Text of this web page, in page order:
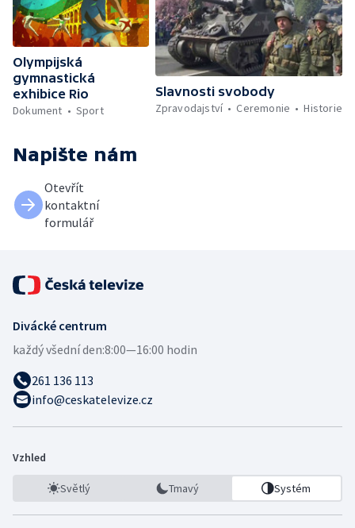
Olympijská
gymnastická
exhibice Rio
Dokument
Sport
Slavnosti svobody
Zpravodajství
Ceremonie Historie
Napište nám
Otevřít
kontaktní
formulář
Divácké centrum
každý všední den:8:00—16:00 hodin
261 136 113
info@ceskatelevize.cz
Vzhled
Světlý Tmavý Systém